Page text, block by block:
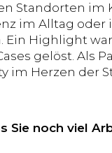
Standorten im
im Alltag
Highlight war
gelöst. Als
Herzen der
Sie noch viel